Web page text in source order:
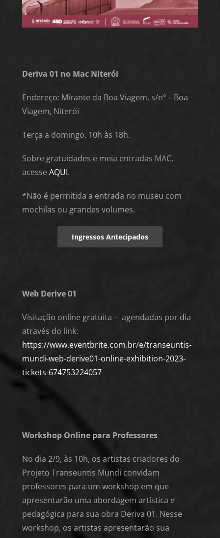
Deriva 01 no Mac Niterói
Endereço: Mirante da Boa Viagem, s/nº – Boa
Viagem, Niterói
Terça a domingo, 10h às 18h.
Sobre gratuidades e meia entradas MAC,
acesse AQUI.
*Não é permitida a entrada no museu com
mochilas ou grandes volumes.
Ingressos Antecipados
Web Derive 01
Visitação online gratuita – agendadas por dia
através do link:
https://www.eventbrite.com.br/e/transeuntis-
mundi-web-derive01-online-exhibition-2023-
tickets-674753224057
Workshop Online para Professores
No dia 2/9, às 10h, os artistas criadores do
Projeto Transeuntis Mundi convidam
professores para um workshop em que
apresentarão uma abordagem artística e
pedagógica para sua obra Deriva 01. Nesse
workshop, os artistas apresentarão sua